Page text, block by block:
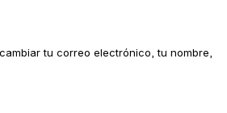
tu correo electrónico, tu nombre,